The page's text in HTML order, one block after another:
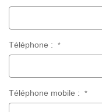
Téléphone : *
Téléphone mobile : *